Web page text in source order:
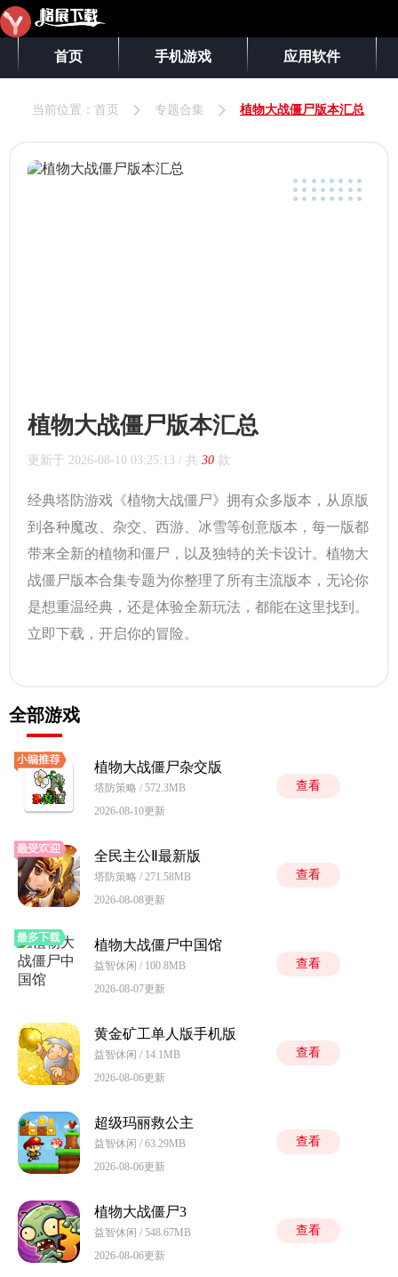
首页 手机游戏 应用软件
当前位置： 首页 专题合集 植物大战僵尸版本汇总
植物大战僵尸版本汇总
更新于 2026-08-10 03:25:13 / 共 30 款
经典塔防游戏《植物大战僵尸》拥有众多版本，从原版
到各种魔改、杂交、西游、冰雪等创意版本，每一版都
带来全新的植物和僵尸，以及独特的关卡设计。植物大
战僵尸版本合集专题为你整理了所有主流版本，无论你
是想重温经典，还是体验全新玩法，都能在这里找到。
立即下载，开启你的冒险。
全部游戏
植物大战僵尸杂交版
塔防策略 / 572.3MB
2026-08-10更新
查看
全民主公Ⅱ最新版
塔防策略 / 271.58MB
2026-08-08更新
查看
植物大战僵尸中国馆
益智休闲 / 100.8MB
2026-08-07更新
查看
黄金矿工单人版手机版
益智休闲 / 14.1MB
2026-08-06更新
查看
超级玛丽救公主
益智休闲 / 63.29MB
2026-08-06更新
查看
植物大战僵尸3
益智休闲 / 548.67MB
2026-08-06更新
查看